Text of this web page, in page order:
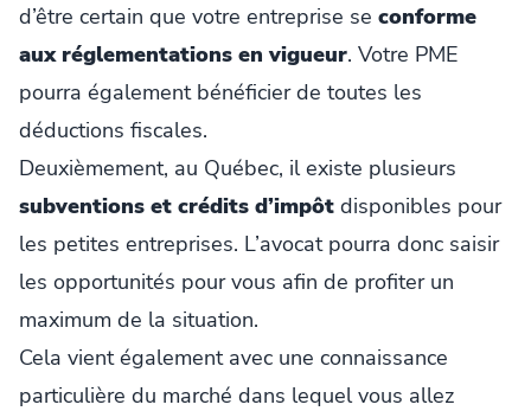
d’être certain que votre entreprise se conforme
aux réglementations en vigueur. Votre PME
pourra également bénéficier de toutes les
déductions fiscales.
Deuxièmement, au Québec, il existe plusieurs
subventions et crédits d’impôt disponibles pour
les petites entreprises. L’avocat pourra donc saisir
les opportunités pour vous afin de profiter un
maximum de la situation.
Cela vient également avec une connaissance
particulière du marché dans lequel vous allez